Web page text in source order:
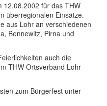
12.08.2002 für das THW
überregionalen Einsätze.
aus Lohr an verschiedenen
Bennewitz, Pirna und
auch die
THW Ortsverband Lohr
zum Bürgerfest unter